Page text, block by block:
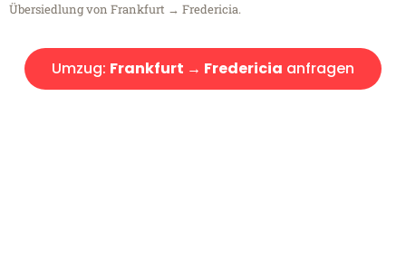
Übersiedlung von Frankfurt → Fredericia.
Umzug: Frankfurt → Fredericia anfragen